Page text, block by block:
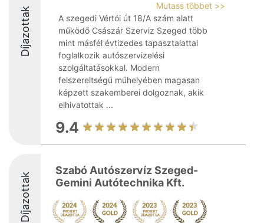
Díjazottak
Mutass többet >>
A szegedi Vértói út 18/A szám alatt
működő Császár Szerviz Szeged több
mint másfél évtizedes tapasztalattal
foglalkozik autószervizelési
szolgáltatásokkal. Modern
felszereltségű műhelyében magasan
képzett szakemberei dolgoznak, akik
elhivatottak ...
9.4
Díjazottak
Szabó Autószervíz Szeged-
Gemini Autótechnika Kft.